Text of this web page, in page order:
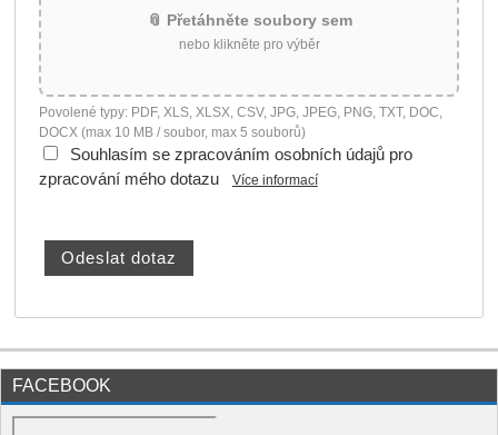
📎 Přetáhněte soubory sem
nebo klikněte pro výběr
Povolené typy: PDF, XLS, XLSX, CSV, JPG, JPEG, PNG, TXT, DOC,
DOCX (max 10 MB / soubor, max 5 souborů)
Souhlasím se zpracováním osobních údajů pro
zpracování mého dotazu
Více informací
FACEBOOK